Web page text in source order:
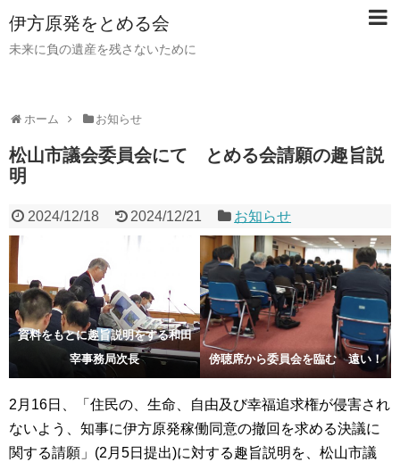
伊方原発をとめる会
未来に負の遺産を残さないために
ホーム お知らせ
松山市議会委員会にて とめる会請願の趣旨説
明
2024/12/18 2024/12/21 お知らせ
資料をもとに趣旨説明をする和田
宰事務局次長
傍聴席から委員会を臨む 遠い！
2月16日、「住民の、生命、自由及び幸福追求権が侵害され
ないよう、知事に伊方原発稼働同意の撤回を求める決議に
関する請願」(2月5日提出)に対する趣旨説明を、松山市議